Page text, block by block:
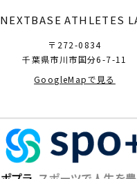
NEXTBASE ATHLETES
〒272-0834
千葉県市川市国分6-7-11
GoogleMapで見る